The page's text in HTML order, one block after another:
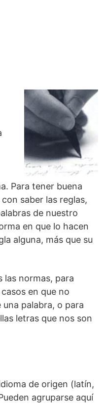
Para tener buena
saber las reglas,
de nuestro
en que lo hacen
alguna, más que su
las normas, para
en que no
palabra, o para
letras que nos son
de origen (latín,
agruparse aquí